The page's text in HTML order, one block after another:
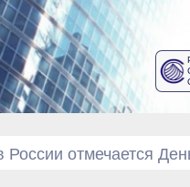
России отмечается